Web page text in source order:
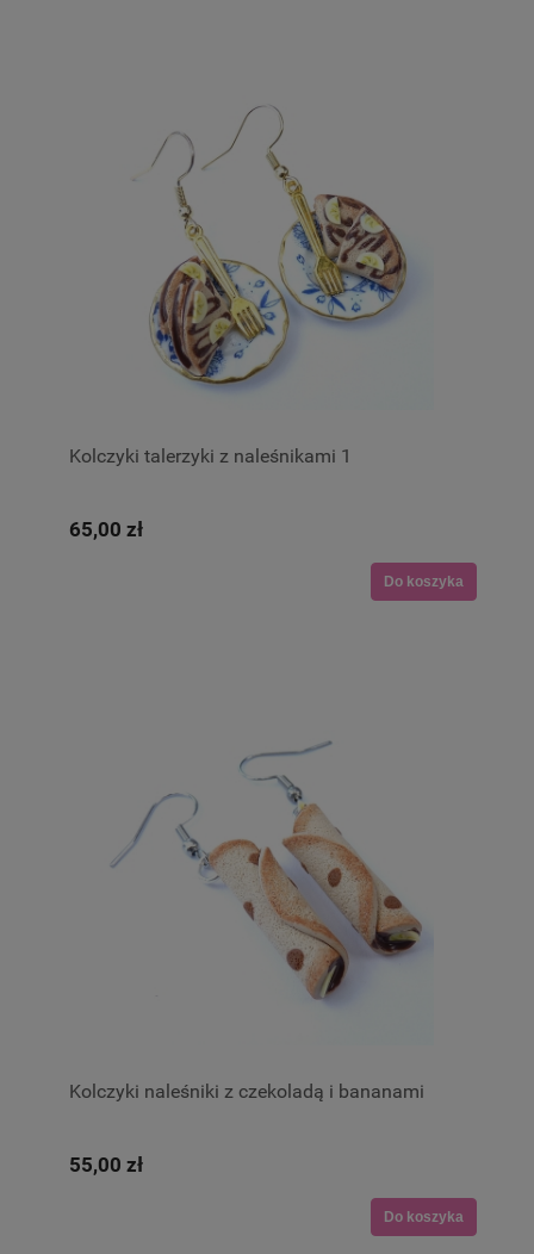
Kolczyki talerzyki z naleśnikami 1
65,00 zł
Do koszyka
Kolczyki naleśniki z czekoladą i bananami
55,00 zł
Do koszyka